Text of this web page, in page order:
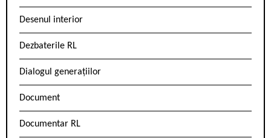
Desenul interior
Dezbaterile RL
Dialogul generațiilor
Document
Documentar RL